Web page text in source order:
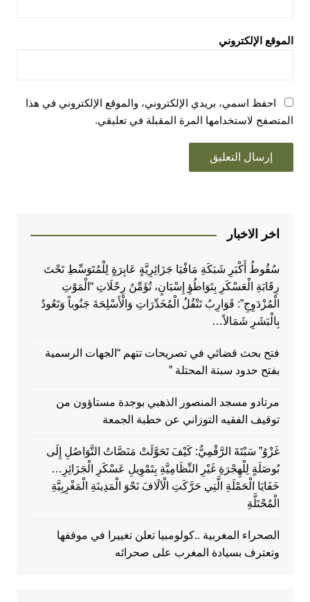
الموقع الإلكتروني
احفظ اسمي، بريدي الإلكتروني، والموقع الإلكتروني في هذا
المتصفح لاستخدامها المرة المقبلة في تعليقي.
اخر الاخبار
سُقُوطُ أَكْبَرِ شَبَكَةِ مَافْيَا جَزَائِرِيَّةٍ عَابِرَةٍ لِلْمُتَوَسِّطِ تَحْتَ
رِقَابَةِ الْعَسْكَرِ بِتَوَاطُؤِ إِسْبَانٍ، تُؤَمِّنُ رِحْلَاتِ “الْمَوْتِ
الْمُزْدَوِجِ”: قَوَارِبُ تَنْقُلُ الْمُخَدِّرَاتِ وَالْأَسْلِحَةَ جَنُوباً وَتَعُودُ
بِالْبَشَرِ شَمَالاً…
فتح بحث قضائي في تصريحات تتهم “الجهات الرسمية
بفتح حدود سبتة المحتلة ”
مرتادو مسجد المنصور الذهبي بوجدة مستاؤون من
توقيف الفقيه التوزاني عن خطبة الجمعة
غَزْوُ” سَبْتَةَ الرَّقْمِيُّ: كَيْفَ تَحَوَّلَتْ مَنَصَّاتُ التَّوَاصُلِ إِلَى
بُوصَلَةٍ لِلْهِجْرَةِ غَيْرِ النِّظَامِيَّةِ بِتَمْوِيلِ عَسْكَرِ الْجَزَائِرِ…
خَفَايَا الْحَمْلَةِ الَّتِي حَرَّكَتِ الْآلَافَ نَحْوَ الْمَدِينَةِ الْمَغْرِبِيَّةِ
الْمُحْتَلَّةِ
الصحراء المغربية ..كولومبيا تعلن تغييرا في موقفها
وتعترف بسيادة المغرب على صحرائه